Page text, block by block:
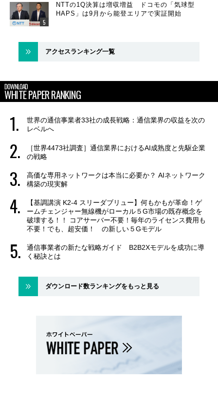
NTTの1Q決算は増収増益 ドコモの「気球型
HAPS」は9月から能登エリアで実証開始
アクセスランキング一覧
DOWNLOAD
WHITE PAPER RANKING
世界の通信事業者33社の成長戦略：通信業界の収益を次の
レベルへ
［世界4473社調査］通信業界におけるAI成熟度と先駆企業
の戦略
高価な専用ネットワークは本当に必要か？ AIネットワーク
構築の現実解
【基調講演 K2-4 スリーダブリュー】何もかもが革命！ゲ
ームチェンジャー無線機がローカル５G市場の既存概念を
破壊する！！ コアサーバー不要！毎年のライセンス費用も
不要！でも、超安価！ の新しい５Gモデル
通信事業者の新たな戦略ガイド B2B2Xモデルを成功に導
く秘訣とは
ダウンロード数ランキングをもっと見る